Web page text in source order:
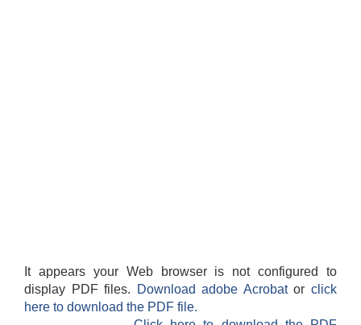
It appears your Web browser is not configured to
display PDF files.
Download adobe Acrobatorclick
here to download the PDF file.